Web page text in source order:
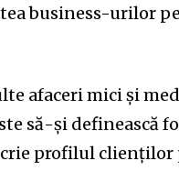
business-urilor
afaceri mici și
să-și definească
profilul clienților